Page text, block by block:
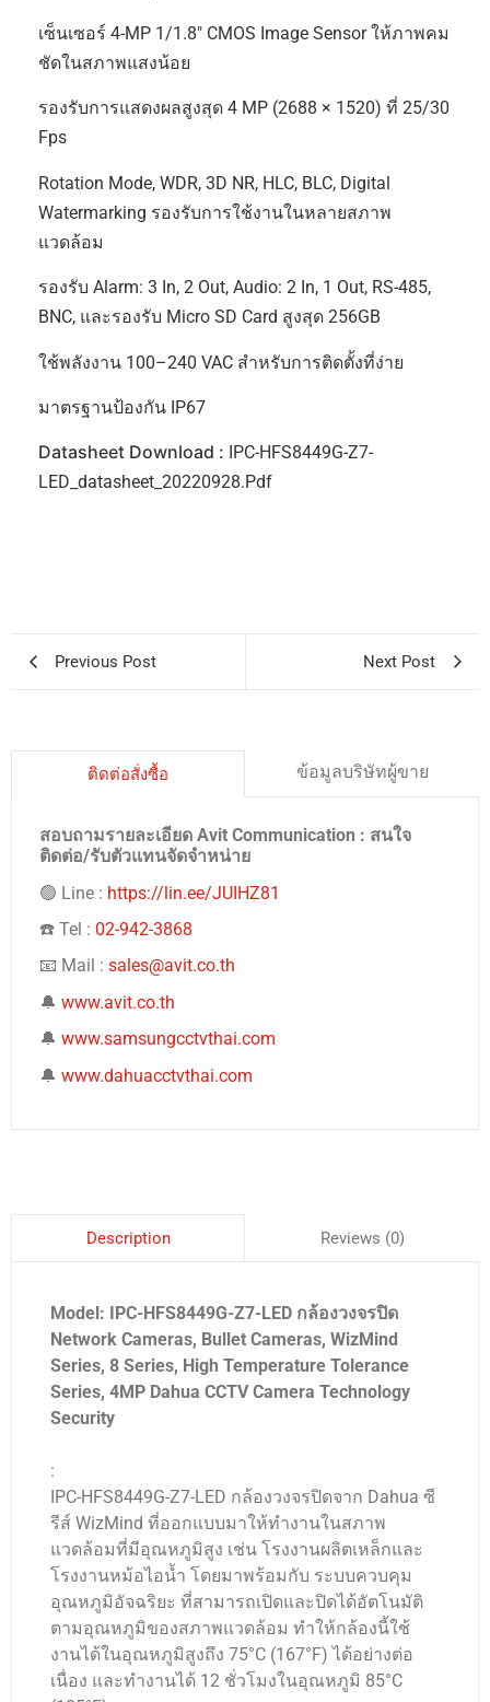
เซ็นเซอร์ 4-MP 1/1.8″ CMOS Image Sensor ให้ภาพคม
ชัดในสภาพแสงน้อย
รองรับการแสดงผลสูงสุด 4 MP (2688 × 1520) ที่ 25/30
Fps
Rotation Mode, WDR, 3D NR, HLC, BLC, Digital
Watermarking รองรับการใช้งานในหลายสภาพ
แวดล้อม
รองรับ Alarm: 3 In, 2 Out, Audio: 2 In, 1 Out, RS-485,
BNC, และรองรับ Micro SD Card สูงสุด 256GB
ใช้พลังงาน 100–240 VAC สำหรับการติดตั้งที่ง่าย
มาตรฐานป้องกัน IP67
Datasheet Download : IPC-HFS8449G-Z7-
LED_datasheet_20220928.pdf
Previous Post Next Post
ติดต่อสั่งซื้อ ข้อมูลบริษัทผู้ขาย
สอบถามรายละเอียด Avit Communication : สนใจ
ติดต่อ/รับตัวแทนจัดจำหน่าย
🟢 Line : https://lin.ee/JUIHZ81
☎️ Tel : 02-942-3868
📧 Mail : sales@avit.co.th
🔔 www.avit.co.th
🔔 www.samsungcctvthai.com
🔔 www.dahuacctvthai.com
Description Reviews (0)
Model: IPC-HFS8449G-Z7-LED กล้องวงจรปิด
Network Cameras, Bullet Cameras, WizMind
Series, 8 Series, High Temperature Tolerance
Series, 4MP Dahua CCTV Camera Technology
Security
:
IPC-HFS8449G-Z7-LED กล้องวงจรปิดจาก Dahua ซี
รีส์ WizMind ที่ออกแบบมาให้ทำงานในสภาพ
แวดล้อมที่มีอุณหภูมิสูง เช่น โรงงานผลิตเหล็กและ
โรงงานหม้อไอน้ำ โดยมาพร้อมกับ ระบบควบคุม
อุณหภูมิอัจฉริยะ ที่สามารถเปิดและปิดได้อัตโนมัติ
ตามอุณหภูมิของสภาพแวดล้อม ทำให้กล้องนี้ใช้
งานได้ในอุณหภูมิสูงถึง 75°C (167°F) ได้อย่างต่อ
เนื่อง และทำงานได้ 12 ชั่วโมงในอุณหภูมิ 85°C